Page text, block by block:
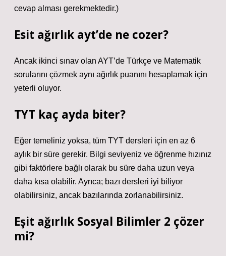
cevap alması gerekmektedir.)
Esit ağırlık ayt’de ne cozer?
Ancak ikinci sınav olan AYT’de Türkçe ve Matematik
sorularını çözmek aynı ağırlık puanını hesaplamak için
yeterli oluyor.
TYT kaç ayda biter?
Eğer temeliniz yoksa, tüm TYT dersleri için en az 6
aylık bir süre gerekir. Bilgi seviyeniz ve öğrenme hızınız
gibi faktörlere bağlı olarak bu süre daha uzun veya
daha kısa olabilir. Ayrıca; bazı dersleri iyi biliyor
olabilirsiniz, ancak bazılarında zorlanabilirsiniz.
Eşit ağırlık Sosyal Bilimler 2 çözer
mi?